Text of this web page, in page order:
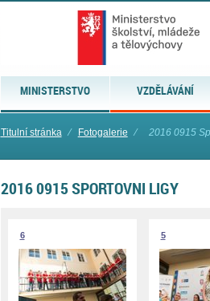
MINISTERSTVO VZDĚLÁVÁNÍ
Titulní stránka ⁄ Fotogalerie ⁄ 2016 0915
2016 0915 SPORTOVNI LIGY
6 5